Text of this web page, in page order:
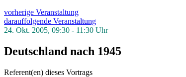
vorherige Veranstaltung
darauffolgende Veranstaltung
24. Okt. 2005, 09:30 - 11:30 Uhr
Deutschland nach 1945
Referent(en) dieses Vortrags